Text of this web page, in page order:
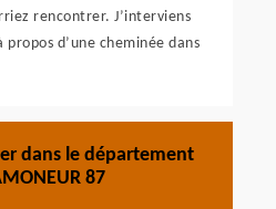
rencontrer. J’interviens
d’une cheminée dans
dans le département
87